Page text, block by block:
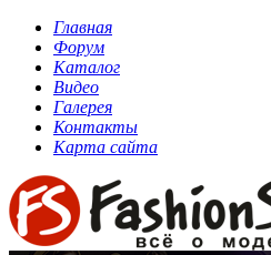
Главная
Форум
Каталог
Видео
Галерея
Контакты
Карта сайта